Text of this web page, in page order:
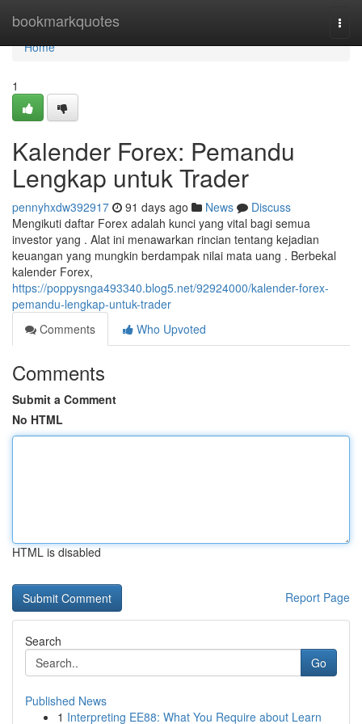
bookmarkquotes
Home
Home
1
Kalender Forex: Pemandu
Lengkap untuk Trader
pennyhxdw392917 91 days ago News
Discuss
Mengikuti daftar Forex adalah kunci yang vital bagi semua
investor yang . Alat ini menawarkan rincian tentang kejadian
keuangan yang mungkin berdampak nilai mata uang . Berbekal
kalender Forex,
https://poppysnga493340.blog5.net/92924000/kalender-forex-
pemandu-lengkap-untuk-trader
Comments
Who Upvoted
Comments
Submit a Comment
No HTML
HTML is disabled
Report Page
Search
Go
Published News
1 Interpreting EE88: What You Require about Learn